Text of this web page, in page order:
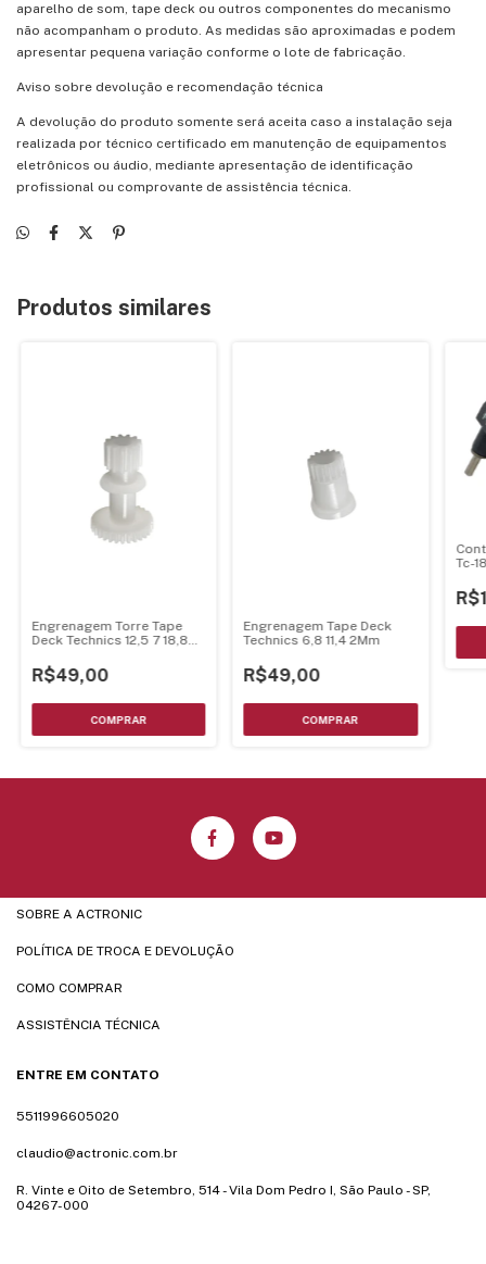
aparelho de som, tape deck ou outros componentes do mecanismo
não acompanham o produto. As medidas são aproximadas e podem
apresentar pequena variação conforme o lote de fabricação.
Aviso sobre devolução e recomendação técnica
A devolução do produto somente será aceita caso a instalação seja
realizada por técnico certificado em manutenção de equipamentos
eletrônicos ou áudio, mediante apresentação de identificação
profissional ou comprovante de assistência técnica.
Produtos similares
Engrenagem Torre Tape
Deck Technics 12,5 7 18,8
R$49,00
Engrenagem Tape Deck
Technics 6,8 11,4 2Mm
R$49,00
Tc-
SOBRE A ACTRONIC
POLÍTICA DE TROCA E DEVOLUÇÃO
COMO COMPRAR
ASSISTÊNCIA TÉCNICA
ENTRE EM CONTATO
5511996605020
claudio@actronic.com.br
R. Vinte e Oito de Setembro, 514 - Vila Dom Pedro I, São Paulo - SP,
04267-000